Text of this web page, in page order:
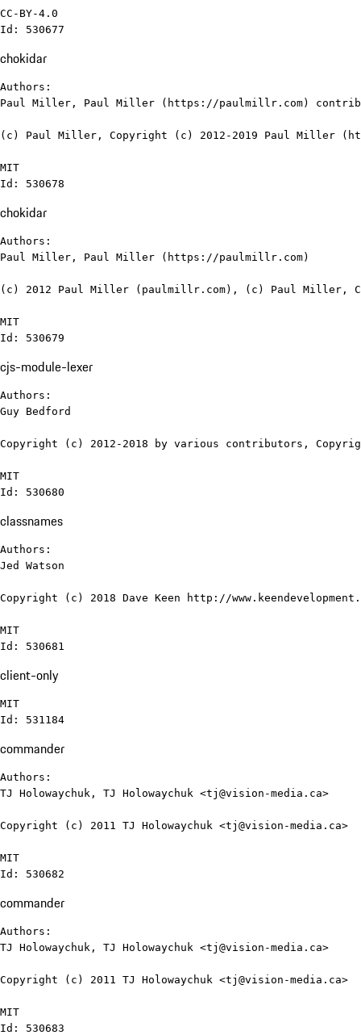
CC-BY-4.0
Id: 530677
chokidar
Authors:
Paul Miller, Paul Miller (https://paulmillr.com)
(c) Paul Miller, Copyright (c) 2012-2019 Paul Miller
MIT
Id: 530678
chokidar
Authors:
Paul Miller, Paul Miller (https://paulmillr.com)
(c) 2012 Paul Miller (paulmillr.com), (c) Paul Miller,
MIT
Id: 530679
cjs-module-lexer
Authors:
Guy Bedford
Copyright (c) 2012-2018 by various contributors,
MIT
Id: 530680
classnames
Authors:
Jed Watson
Copyright (c) 2018 Dave Keen http://
MIT
Id: 530681
client-only
MIT
Id: 531184
commander
Authors:
TJ Holowaychuk, TJ Holowaychuk <tj@vision-media.ca>
Copyright (c) 2011 TJ Holowaychuk <tj@vision-media.ca>
MIT
Id: 530682
commander
Authors:
TJ Holowaychuk, TJ Holowaychuk <tj@vision-media.ca>
Copyright (c) 2011 TJ Holowaychuk <tj@vision-media.ca>
MIT
Id: 530683